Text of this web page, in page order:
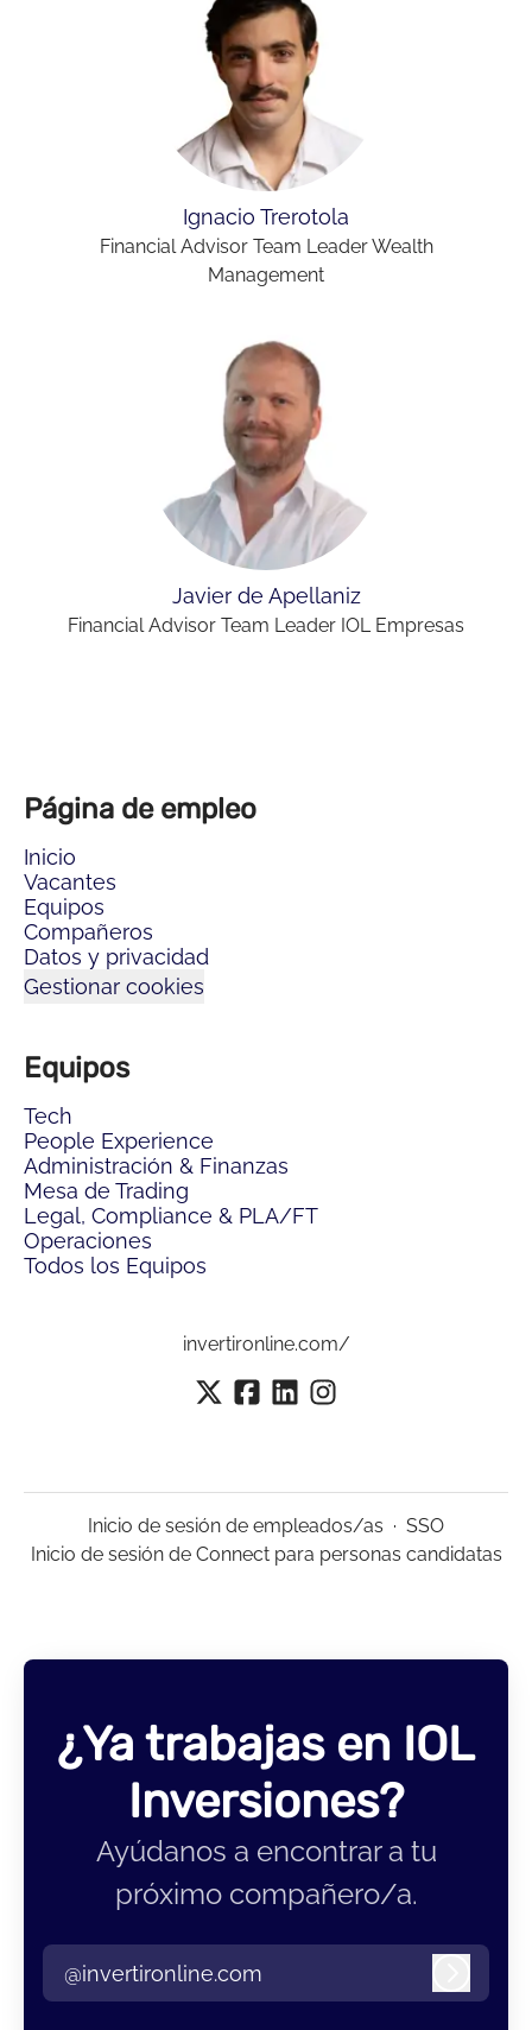
Ignacio Trerotola
Financial Advisor Team Leader Wealth
Management
Javier de Apellaniz
Financial Advisor Team Leader IOL Empresas
Página de empleo
Inicio
Vacantes
Equipos
Compañeros
Datos y privacidad
Gestionar cookies
Equipos
Tech
People Experience
Administración & Finanzas
Mesa de Trading
Legal, Compliance & PLA/FT
Operaciones
Todos los Equipos
invertironline.com/
Inicio de sesión de empleados/as · SSO
Inicio de sesión de Connect para personas candidatas
¿Ya trabajas en IOL
Inversiones?
Ayúdanos a encontrar a tu
próximo compañero/a.
@invertironline.com